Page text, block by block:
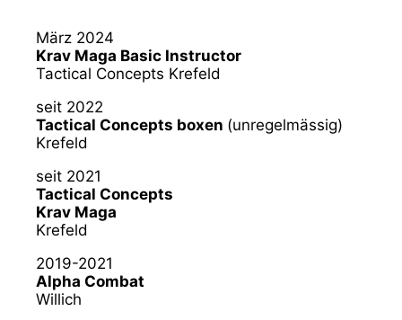
März 2024
Krav Maga Basic Instructor
Tactical Concepts Krefeld
seit 2022
Tactical Concepts boxen (unregelmässig)
Krefeld
seit 2021
Tactical Concepts
Krav Maga
Krefeld
2019-2021
Alpha Combat
Willich